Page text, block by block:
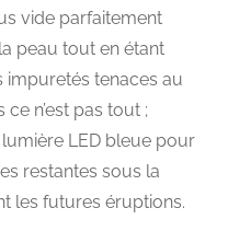
vide parfaitement
peau tout en étant
impuretés tenaces au
n’est pas tout ;
LED bleue pour
restantes sous la
les futures éruptions.